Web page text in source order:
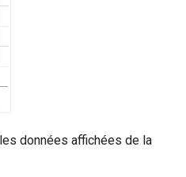
données affichées de la